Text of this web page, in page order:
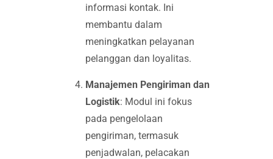
informasi kontak. Ini
membantu dalam
meningkatkan pelayanan
pelanggan dan loyalitas.
Manajemen Pengiriman dan
Logistik: Modul ini fokus
pada pengelolaan
pengiriman, termasuk
penjadwalan, pelacakan